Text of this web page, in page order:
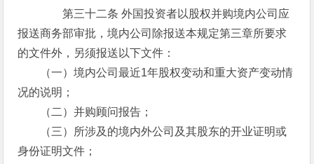
第三十二条 外国投资者以股权并购境内公司应
报送商务部审批，境内公司除报送本规定第三章所要求
的文件外，另须报送以下文件：
（一）境内公司最近1年股权变动和重大资产变动情
况的说明；
（二）并购顾问报告；
（三）所涉及的境内外公司及其股东的开业证明或
身份证明文件；